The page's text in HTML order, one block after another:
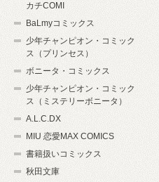
カチCOMI
BaLmyコミックス
少年チャンピオン・コミック
ス（プリンセス）
ボニータ・コミックス
少年チャンピオン・コミック
ス（ミステリーボニータ）
A.L.C.DX
MIU 恋愛MAX COMICS
書籍扱いコミックス
秋田文庫